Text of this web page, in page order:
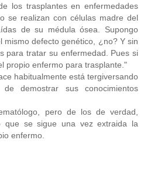
los trasplantes en enfermedades
se realizan con células madre del
de su médula ósea. Supongo
mismo defecto genético, ¿no? Y sin
para tratar su enfermedad. Pues si
propio enfermo para trasplante."
habitualmente está tergiversando
demostrar sus conocimientos
pero de los de verdad,
que se sigue una vez extraida la
enfermo.